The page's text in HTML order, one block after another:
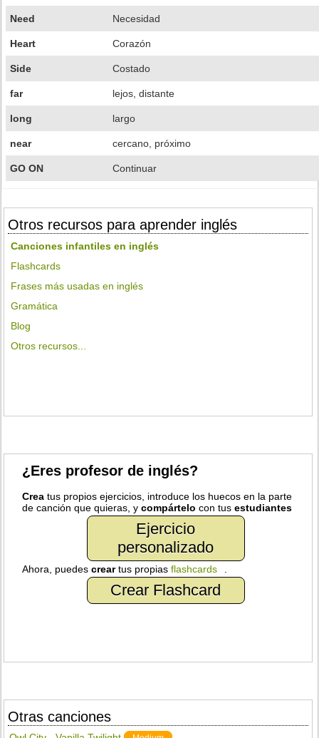
Need Necesidad
Heart Corazón
Side Costado
far lejos, distante
long largo
near cercano, próximo
GO ON Continuar
Otros recursos para aprender inglés
Canciones infantiles en inglés
Flashcards
Frases más usadas en inglés
Gramática
Blog
Otros recursos...
¿Eres profesor de inglés?
Crea tus propios ejercicios, introduce los huecos en la parte
de canción que quieras, ycompártelo con tusestudiantes
Ejercicio
personalizado
Ahora, puedescreartus propiasflashcards
Crear Flashcard
Otras canciones